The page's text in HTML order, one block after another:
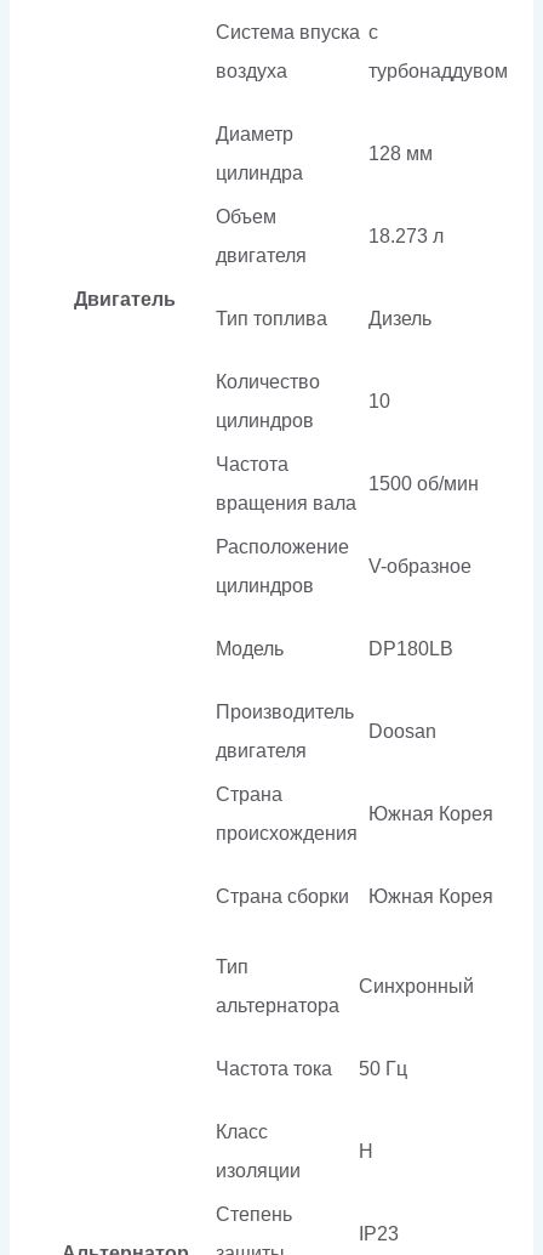
Двигатель
Система впуска
воздуха
с
турбонаддувом
Диаметр
цилиндра
128 мм
Объем
двигателя
18.273 л
Тип топлива Дизель
Количество
цилиндров
10
Частота
вращения вала
1500 об/мин
Расположение
цилиндров
V-образное
Модель DP180LB
Производитель
двигателя
Doosan
Страна
происхождения
Южная Корея
Страна сборки Южная Корея
Тип
альтернатора
Синхронный
Частота тока 50 Гц
Класс
изоляции
H
Степень
IP23